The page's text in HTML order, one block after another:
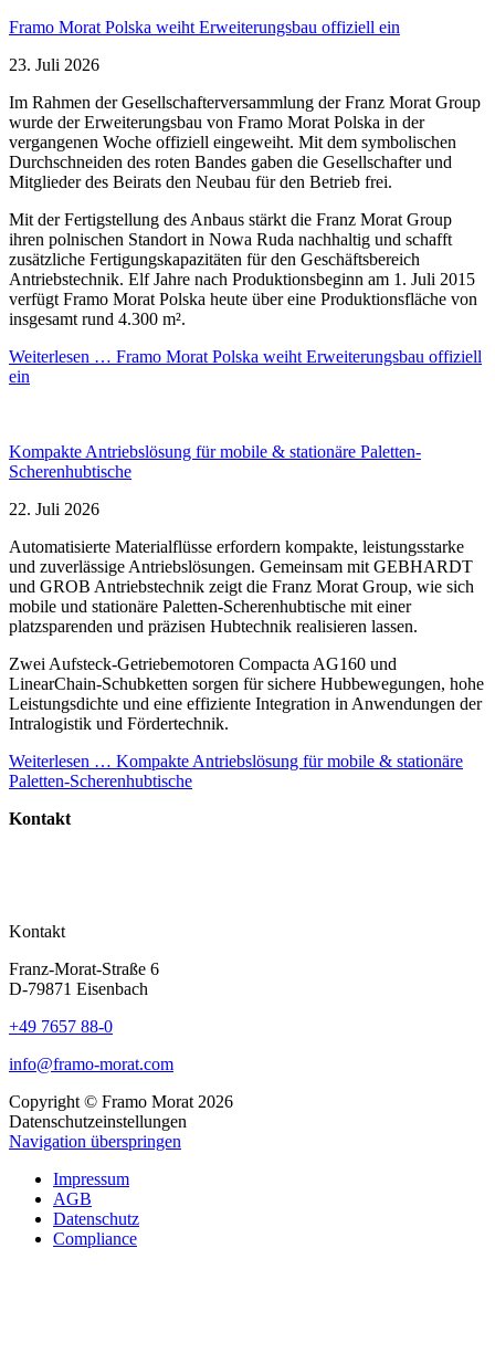
Framo Morat Polska weiht Erweiterungsbau offiziell ein
23. Juli 2026
Im Rahmen der Gesellschafterversammlung der Franz Morat Group
wurde der Erweiterungsbau von Framo Morat Polska in der
vergangenen Woche offiziell eingeweiht. Mit dem symbolischen
Durchschneiden des roten Bandes gaben die Gesellschafter und
Mitglieder des Beirats den Neubau für den Betrieb frei.
Mit der Fertigstellung des Anbaus stärkt die Franz Morat Group
ihren polnischen Standort in Nowa Ruda nachhaltig und schafft
zusätzliche Fertigungskapazitäten für den Geschäftsbereich
Antriebstechnik. Elf Jahre nach Produktionsbeginn am 1. Juli 2015
verfügt Framo Morat Polska heute über eine Produktionsfläche von
insgesamt rund 4.300 m².
Weiterlesen … Framo Morat Polska weiht Erweiterungsbau offiziell
ein
Kompakte Antriebslösung für mobile & stationäre Paletten-
Scherenhubtische
22. Juli 2026
Automatisierte Materialflüsse erfordern kompakte, leistungsstarke
und zuverlässige Antriebslösungen. Gemeinsam mit GEBHARDT
und GROB Antriebstechnik zeigt die Franz Morat Group, wie sich
mobile und stationäre Paletten-Scherenhubtische mit einer
platzsparenden und präzisen Hubtechnik realisieren lassen.
Zwei Aufsteck-Getriebemotoren Compacta AG160 und
LinearChain-Schubketten sorgen für sichere Hubbewegungen, hohe
Leistungsdichte und eine effiziente Integration in Anwendungen der
Intralogistik und Fördertechnik.
Weiterlesen … Kompakte Antriebslösung für mobile & stationäre
Paletten-Scherenhubtische
Kontakt
Kontakt
Franz-Morat-Straße 6
D-79871 Eisenbach
+49 7657 88-0
info@framo-morat.com
Copyright © Framo Morat 2026
Datenschutzeinstellungen
Navigation überspringen
Impressum
AGB
Datenschutz
Compliance